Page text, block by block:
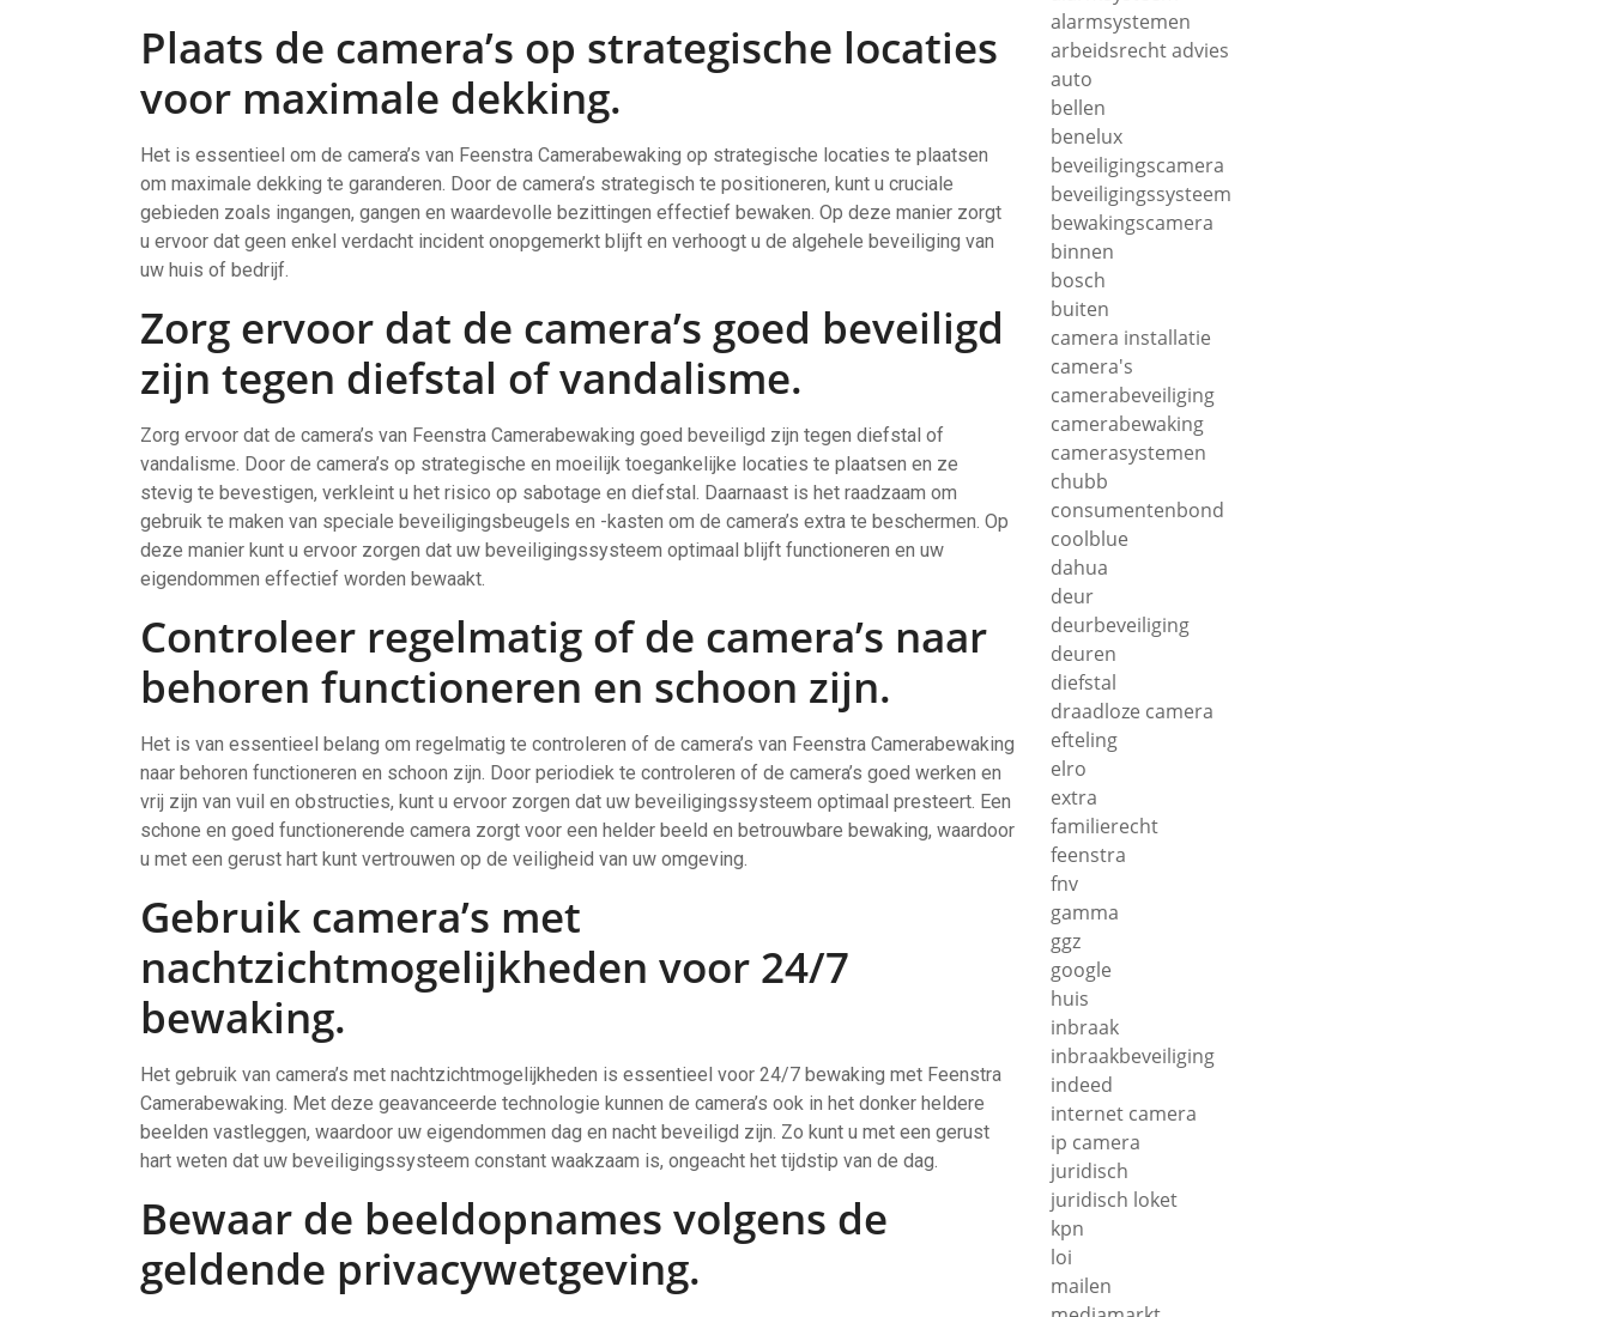
Plaats de camera’s op strategische locaties
voor maximale dekking.
Het is essentieel om de camera’s van Feenstra Camerabewaking op strategische locaties te plaatsen
om maximale dekking te garanderen. Door de camera’s strategisch te positioneren, kunt u cruciale
gebieden zoals ingangen, gangen en waardevolle bezittingen effectief bewaken. Op deze manier zorgt
u ervoor dat geen enkel verdacht incident onopgemerkt blijft en verhoogt u de algehele beveiliging van
uw huis of bedrijf.
Zorg ervoor dat de camera’s goed beveiligd
zijn tegen diefstal of vandalisme.
Zorg ervoor dat de camera’s van Feenstra Camerabewaking goed beveiligd zijn tegen diefstal of
vandalisme. Door de camera’s op strategische en moeilijk toegankelijke locaties te plaatsen en ze
stevig te bevestigen, verkleint u het risico op sabotage en diefstal. Daarnaast is het raadzaam om
gebruik te maken van speciale beveiligingsbeugels en -kasten om de camera’s extra te beschermen. Op
deze manier kunt u ervoor zorgen dat uw beveiligingssysteem optimaal blijft functioneren en uw
eigendommen effectief worden bewaakt.
Controleer regelmatig of de camera’s naar
behoren functioneren en schoon zijn.
Het is van essentieel belang om regelmatig te controleren of de camera’s van Feenstra Camerabewaking
naar behoren functioneren en schoon zijn. Door periodiek te controleren of de camera’s goed werken en
vrij zijn van vuil en obstructies, kunt u ervoor zorgen dat uw beveiligingssysteem optimaal presteert. Een
schone en goed functionerende camera zorgt voor een helder beeld en betrouwbare bewaking, waardoor
u met een gerust hart kunt vertrouwen op de veiligheid van uw omgeving.
Gebruik camera’s met
nachtzichtmogelijkheden voor 24/7
bewaking.
Het gebruik van camera’s met nachtzichtmogelijkheden is essentieel voor 24/7 bewaking met Feenstra
Camerabewaking. Met deze geavanceerde technologie kunnen de camera’s ook in het donker heldere
beelden vastleggen, waardoor uw eigendommen dag en nacht beveiligd zijn. Zo kunt u met een gerust
hart weten dat uw beveiligingssysteem constant waakzaam is, ongeacht het tijdstip van de dag.
Bewaar de beeldopnames volgens de
geldende privacywetgeving.
alarmsystemen
arbeidsrecht advies
auto
bellen
benelux
beveiligingscamera
beveiligingssysteem
bewakingscamera
binnen
bosch
buiten
camera installatie
camera's
camerabeveiliging
camerabewaking
camerasystemen
chubb
consumentenbond
coolblue
dahua
deur
deurbeveiliging
deuren
diefstal
draadloze camera
efteling
elro
extra
familierecht
feenstra
fnv
gamma
ggz
google
huis
inbraak
inbraakbeveiliging
indeed
internet camera
ip camera
juridisch
juridisch loket
kpn
loi
mailen